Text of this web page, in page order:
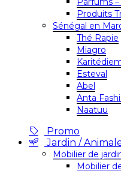
Produits
Sénégal en
Thé Rapie
Miagro
Esteval
Abel
Anta
Naatuu
Promo
Jardin /
Mobilier de
Mobilier